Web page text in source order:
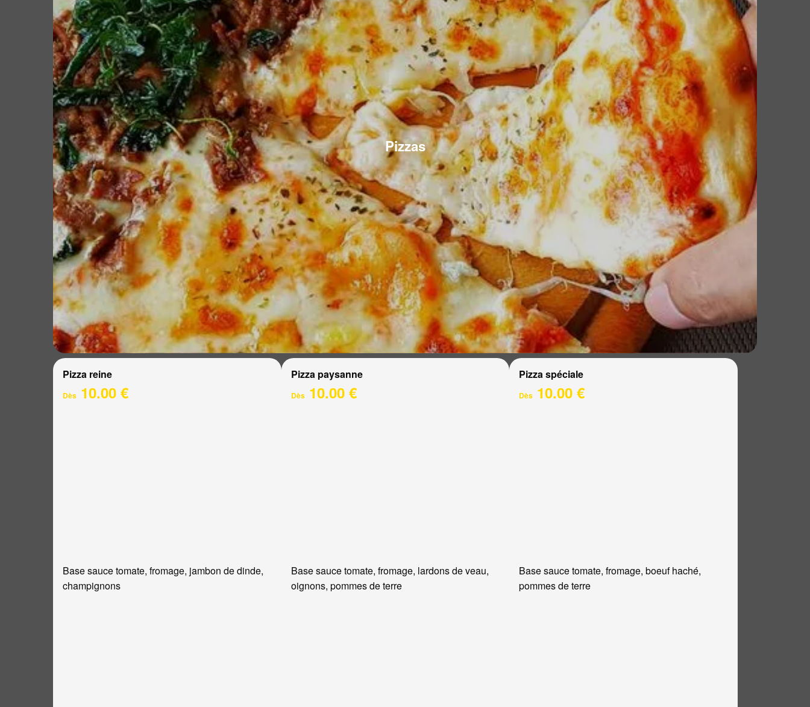
Pizzas
Pizza reine
Dès 10.00 €
Base sauce tomate, fromage, jambon de dinde,
champignons
Pizza paysanne
Dès10.00 €
Base sauce tomate, fromage, lardons de veau,
oignons, pommes de terre
Pizza spéciale
Dès 10.00 €
Base sauce tomate, fromage, boeuf haché,
pommes de terre